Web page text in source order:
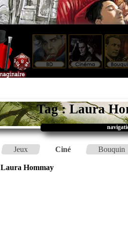
Tag : Laura
Jeux Ciné Bouquin
Laura Hommay